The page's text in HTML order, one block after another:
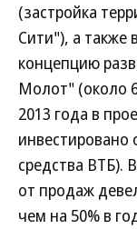
(застройка
Сити"), а также
концепцию
Молот" (около
2013 года в
инвестировано
средства ВТБ).
от продаж
чем на 50% в